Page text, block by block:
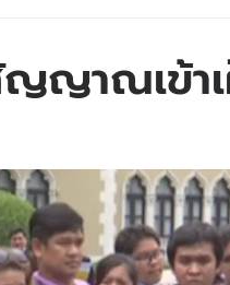
สถิติหวยไทย
ญาณเข้า